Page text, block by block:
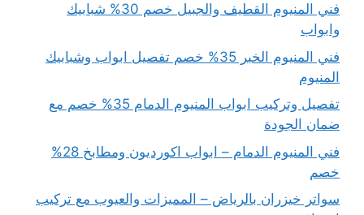
فني المنيوم القطيف والجبيل خصم 30% شبابيك
وابواب
فني المنيوم الخبر 35% خصم تفصيل ابواب وشبابيك
المنيوم
تفصيل وتركيب ابواب المنيوم الدمام 35% خصم مع
ضمان الجودة
فني المنيوم الدمام – ابواب اكورديون ومطابخ 28%
خصم
سواتر خيزران بالرياض – المميزات والعيوب مع تركيب